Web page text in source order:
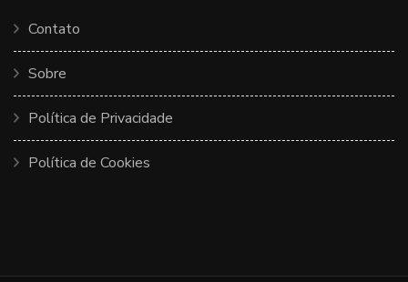
Contato
Sobre
Política de Privacidade
Política de Cookies